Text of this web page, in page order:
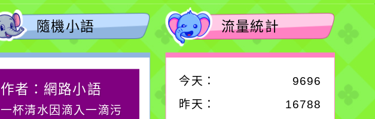
隨機小語
作者：網路小語
一杯清水因滴入一滴污
作者：網路小語
生活是一面鏡子。你對
流量統計
今天：
9696
昨天：
16788